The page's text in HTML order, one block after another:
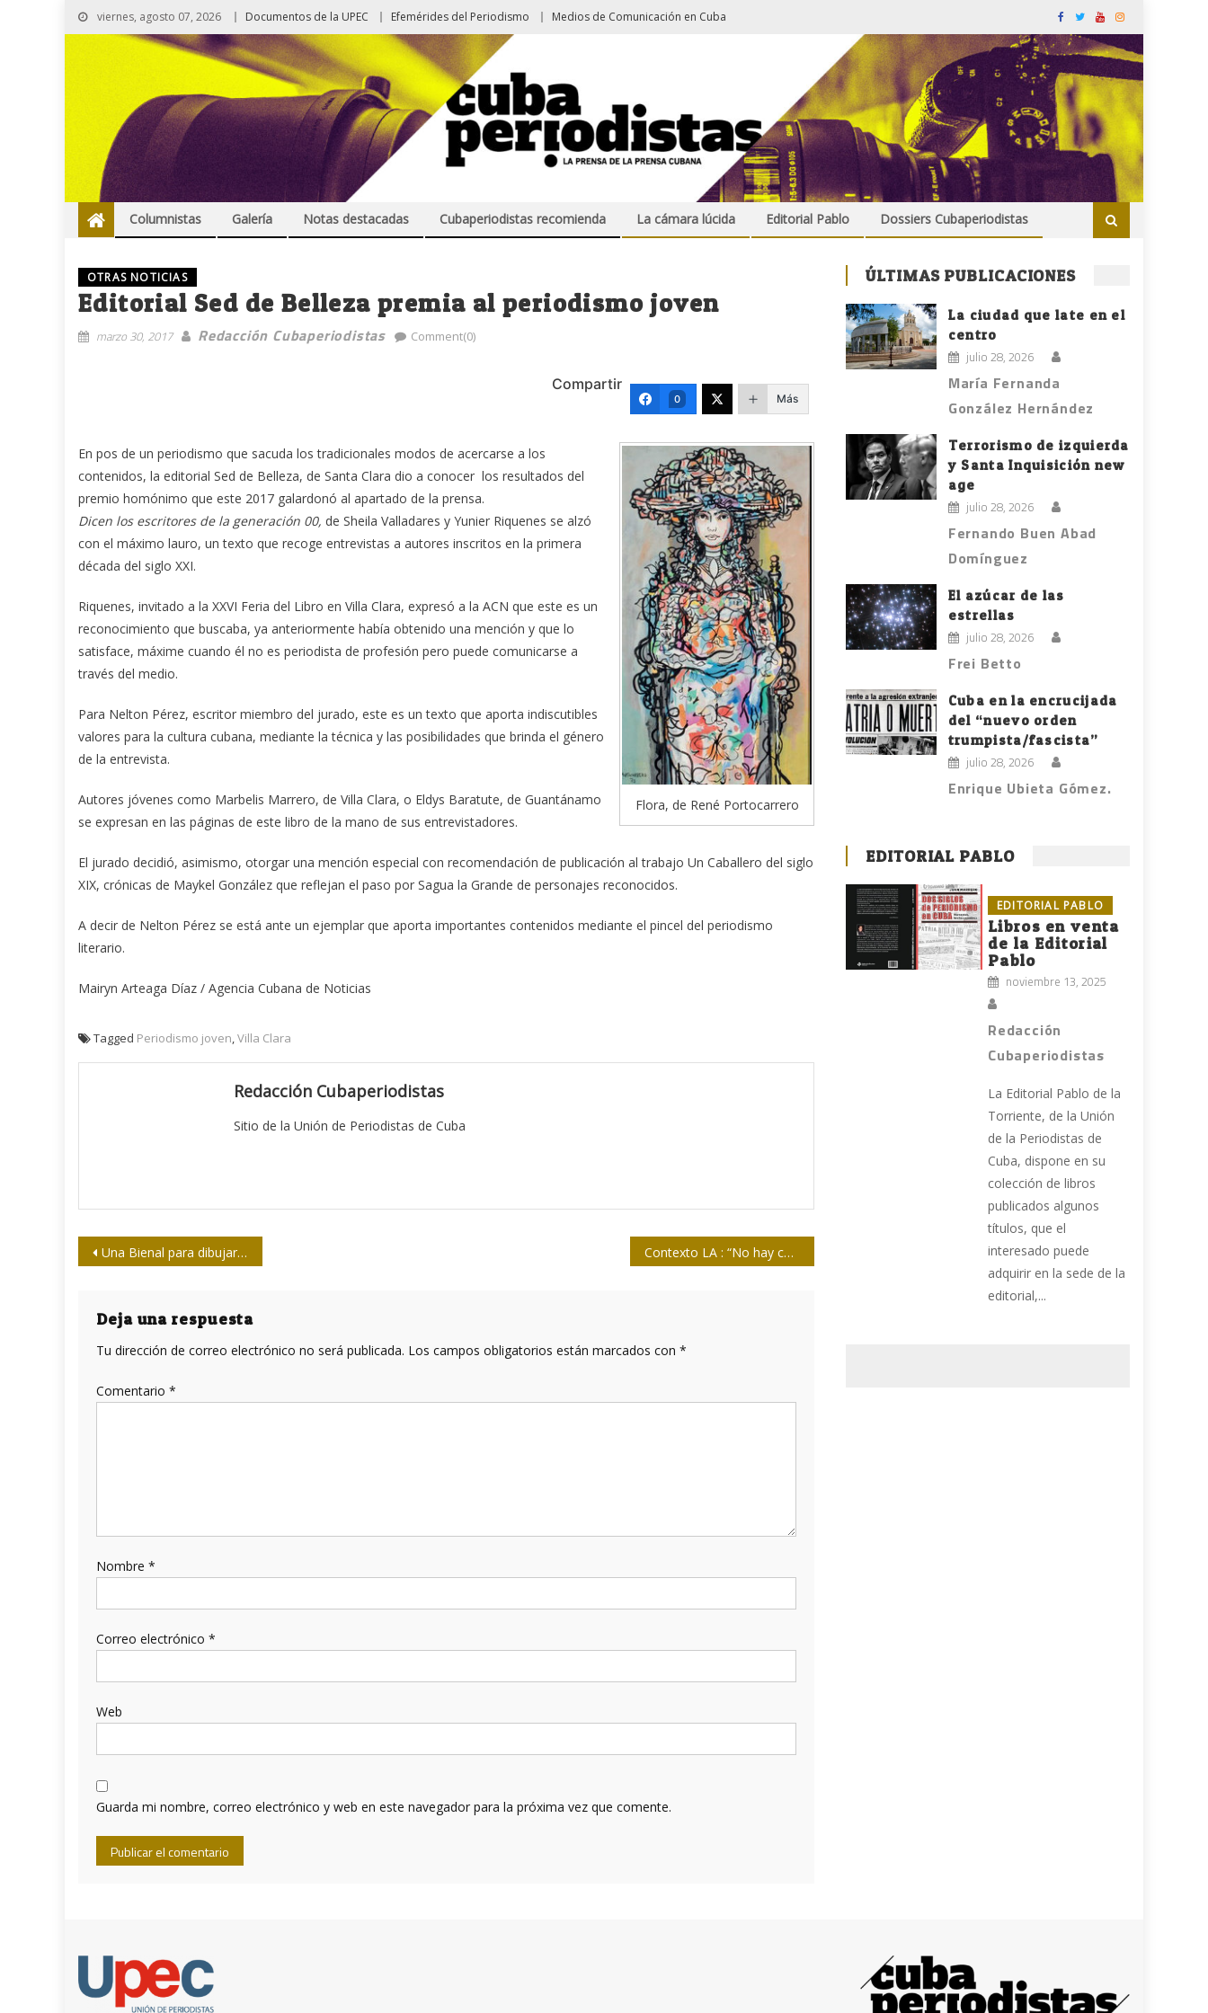
viernes, agosto 07, 2026 Documentos de la UPEC Efemérides del Periodismo Medios de Comunicación en Cuba
Columnistas Galería Notas destacadas Cubaperiodistas recomienda La cámara lúcida Editorial Pablo Dossiers Cubaperiodistas
OTRAS NOTICIAS
Editorial Sed de Belleza premia al periodismo joven
marzo 30, 2017 Redacción Cubaperiodistas Comment(0)
Compartir
0 Más
Flora, de René Portocarrero
En pos de un periodismo que sacuda los tradicionales modos de acercarse a los
contenidos, la editorial Sed de Belleza, de Santa Clara dio a conocer los resultados del
premio homónimo que este 2017 galardonó al apartado de la prensa.
Dicen los escritores de la generación 00, de Sheila Valladares y Yunier Riquenes se alzó
con el máximo lauro, un texto que recoge entrevistas a autores inscritos en la primera
década del siglo XXI.
Riquenes, invitado a la XXVI Feria del Libro en Villa Clara, expresó a la ACN que este es un
reconocimiento que buscaba, ya anteriormente había obtenido una mención y que lo
satisface, máxime cuando él no es periodista de profesión pero puede comunicarse a
través del medio.
Para Nelton Pérez, escritor miembro del jurado, este es un texto que aporta indiscutibles
valores para la cultura cubana, mediante la técnica y las posibilidades que brinda el género
de la entrevista.
Autores jóvenes como Marbelis Marrero, de Villa Clara, o Eldys Baratute, de Guantánamo
se expresan en las páginas de este libro de la mano de sus entrevistadores.
El jurado decidió, asimismo, otorgar una mención especial con recomendación de publicación al trabajo Un Caballero del siglo
XIX, crónicas de Maykel González que reflejan el paso por Sagua la Grande de personajes reconocidos.
A decir de Nelton Pérez se está ante un ejemplar que aporta importantes contenidos mediante el pincel del periodismo
literario.
Mairyn Arteaga Díaz / Agencia Cubana de Noticias
Tagged Periodismo joven,Villa Clara
Redacción Cubaperiodistas
Sitio de la Unión de Periodistas de Cuba
Navegación
entradas
Una Bienal para dibujar la Paz Contexto LA : “No hay cetro mejor que un buen periódico”
Deja una respuesta
Tu dirección de correo electrónico no será publicada. Los campos obligatorios están marcados con *
Comentario *
Nombre *
Correo electrónico *
Web
Guarda mi nombre, correo electrónico y web en este navegador para la próxima vez que comente.
ÚLTIMAS PUBLICACIONES
La ciudad que late en el
centro
julio 28, 2026
María Fernanda
González Hernández
Terrorismo de izquierda
y Santa Inquisición new
age
julio 28, 2026
Fernando Buen Abad
Domínguez
El azúcar de las
estrellas
julio 28, 2026
Frei Betto
Cuba en la encrucijada
del “nuevo orden
trumpista/fascista”
julio 28, 2026
Enrique Ubieta Gómez.
EDITORIAL PABLO
EDITORIAL PABLO
Libros en venta
de la Editorial
Pablo
noviembre 13, 2025
Redacción
Cubaperiodistas
La Editorial Pablo de la
Torriente, de la Unión
de la Periodistas de
Cuba, dispone en su
colección de libros
publicados algunos
títulos, que el
interesado puede
adquirir en la sede de la
editorial,...